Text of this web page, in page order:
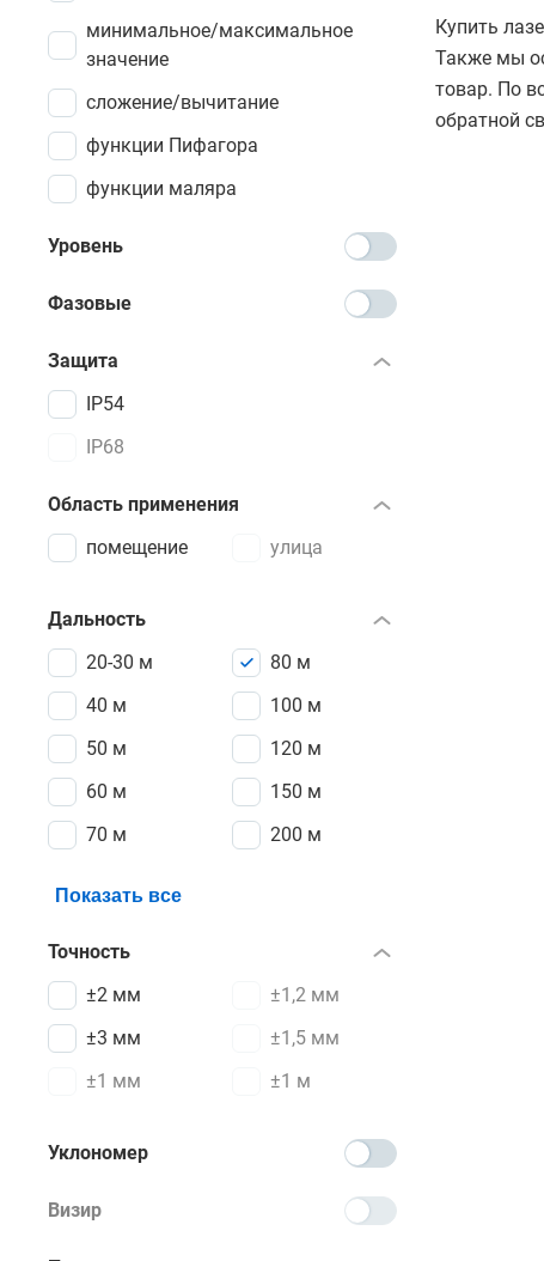
минимальное/максимальное
значение
сложение/вычитание
функции Пифагора
функции маляра
Уровень
Фазовые
Защита
IP54
IP68
Область применения
помещение
улица
Дальность
20-30 м
40 м
50 м
60 м
70 м
80 м
100 м
120 м
150 м
200 м
Показать все
Точность
±2 мм
±3 мм
±1 мм
±1,2 мм
±1,5 мм
±1 м
Уклономер
Визир
Купить
Также мы
товар. По
обратной